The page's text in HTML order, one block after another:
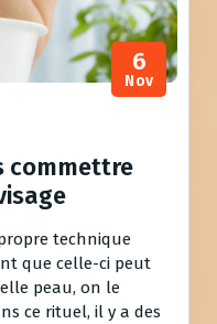
6
Nov
commettre
technique
que celle-ci peut
peau, on le
ce rituel, il y a des